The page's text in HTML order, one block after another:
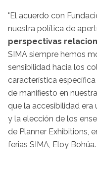
"El acuerdo con
nuestra política de
perspectivas
SIMA siempre hemos
sensibilidad hacia los
característica
de manifiesto en
que la accesibilidad era
y la elección de los
de Planner Exhibitions,
ferias SIMA, Eloy Bohúa.